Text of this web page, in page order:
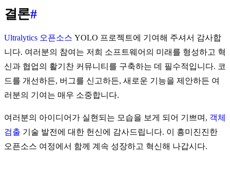
결론#
Ultralytics 오픈소스 YOLO 프로젝트에 기여해 주셔서 감사합
니다. 여러분의 참여는 저희 소프트웨어의 미래를 형성하고 혁
신과 협업의 활기찬 커뮤니티를 구축하는 데 필수적입니다. 코
드를 개선하든, 버그를 신고하든, 새로운 기능을 제안하든 여
러분의 기여는 매우 소중합니다.
여러분의 아이디어가 실현되는 모습을 보게 되어 기쁘며, 객체
검출 기술 발전에 대한 헌신에 감사드립니다. 이 흥미진진한
오픈소스 여정에서 함께 계속 성장하고 혁신해 나갑시다.